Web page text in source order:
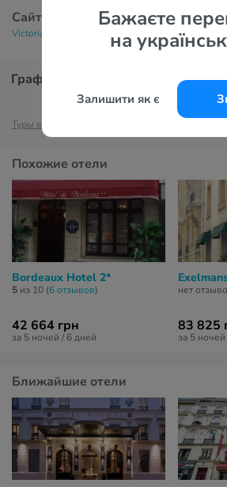
Бажаєте
на
Залишити як є
Сайт
Victoria Hotel 2*
График цен
Туры в Париж
Похожие отели
Bordeaux Hotel 2*
5 из 10 (6 отзывов)
42 664 грн
за 5 ночей / 6 дней
нет
83 825
за 5
Ближайшие отели